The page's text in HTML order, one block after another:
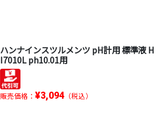
ハンナインスツルメンツ pH計用 標準液 H
I7010L ph10.01用
販売価格： ¥3,094（税込）